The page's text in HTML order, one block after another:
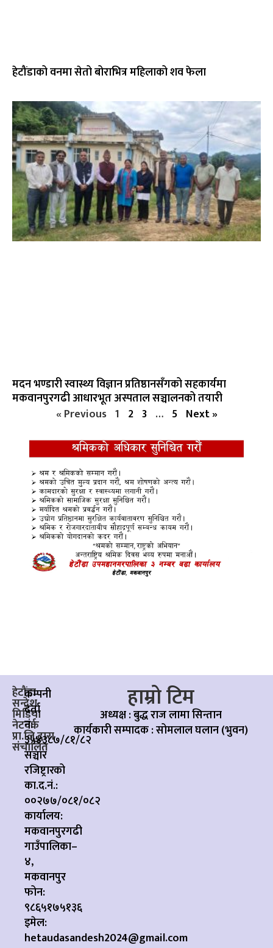
हेटौंडाको वनमा सेतो बोराभित्र महिलाको शव फेला
मदन भण्डारी स्वास्थ्य विज्ञान प्रतिष्ठानसँगको सहकार्यमा
मकवानपुरगढी आधारभूत अस्पताल सञ्चालनको तयारी
« Previous 1 2 3 … 5 Next »
हेटौंडा
सन्देश
मिडिया
नेटवर्क
प्रा.लि.द्वारा
संचालित
कम्पनी
दर्ता
नं:
३५४३८७/८१/८२
सञ्चार
रजिष्ट्रारको
का.द.नं.:
००२७७/०८१/०८२
कार्यालय:
मकवानपुरगढी
गाउँपालिका–
४,
मकवानपुर
फोन:
९८६५१७५१३६
इमेल:
hetaudasandesh2024@gmail.com
हाम्रो टिम
अध्यक्ष : बुद्ध राज लामा सिन्तान
कार्यकारी सम्पादक :सोमलाल घलान (भुवन)